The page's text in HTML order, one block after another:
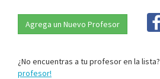
Agrega un Nuevo Profesor
¿No encuentras a tu profesor en la lista?
profesor!